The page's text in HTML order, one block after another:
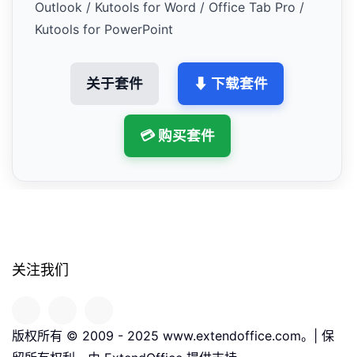
Outlook / Kutools for Word / Office Tab Pro /
Kutools for PowerPoint
关于套件 ⬇ 下载套件
💳 购买套件
关注我们
版权所有 © 2009 - 2025 www.extendoffice.com。| 保